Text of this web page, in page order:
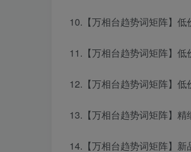
10.【万相台趋势词矩阵】
11.【万相台趋势词矩阵】
12.【万相台趋势词矩阵】
13.【万相台趋势词矩阵】
14.【万相台趋势词矩阵】